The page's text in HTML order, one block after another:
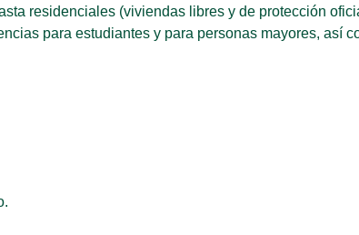
residenciales (viviendas libres y de protección
para estudiantes y para personas mayores, así